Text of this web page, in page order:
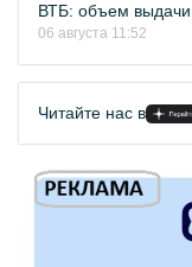
ВТБ: объем выдачи
06 августа 11:52
Читайте нас в